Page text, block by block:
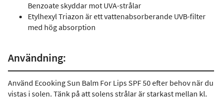
Benzoate skyddar mot UVA-strålar
Etylhexyl Triazon är ett vattenabsorberande UVB-filter
med hög absorption
Användning:
Använd Ecooking Sun Balm For Lips SPF 50 efter behov när du
vistas i solen. Tänk på att solens strålar är starkast mellan kl.